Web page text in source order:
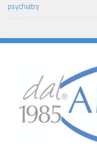
psychiatry